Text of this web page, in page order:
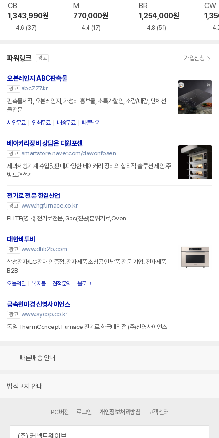
CB
1,343,990원
4.6 (37)
M
770,000원
4.4 (17)
BR
1,254,000원
4.8 (51)
CW
파워링크 광고 가입신청
오븐레인지 ABC판촉물
광고
abc777.kr
판촉물제작, 오븐레인지, 가성비 홍보물, 초특가할인, 소량/대량, 단체선
물전문
시안무료 인쇄무료 배송무료 빠른납기
베이커리장비 상담은 다원포센
광고 smartstore.naver.com/dawonfosen
제과제빵기계 수입및판매.다양한 베이커리 장비의 합리적 솔루션 제안.주
방도면설계
전기로 전문 한결산업
광고 www.hgfurnace.co.kr
ELITE(영국) 전기로전문, Gas(진공)분위기로,Oven
대한비투비
광고 www.dhb2b.com
삼성전자/LG전자 인증점. 전자제품 소상공인 납품 전문 기업. 전자제품
B2B
오늘의딜 복지몰 견적문의 블로그
금속현미경 신영사이언스
광고 www.sycop.co.kr
독일 ThermConcept Furnace 전기로 한국대리점 (주)신영사이언스
빠른배송 안내
법적고지 안내
PC버전 로그인 개인정보처리방침 고객센터
(주) 커넥트웨이브